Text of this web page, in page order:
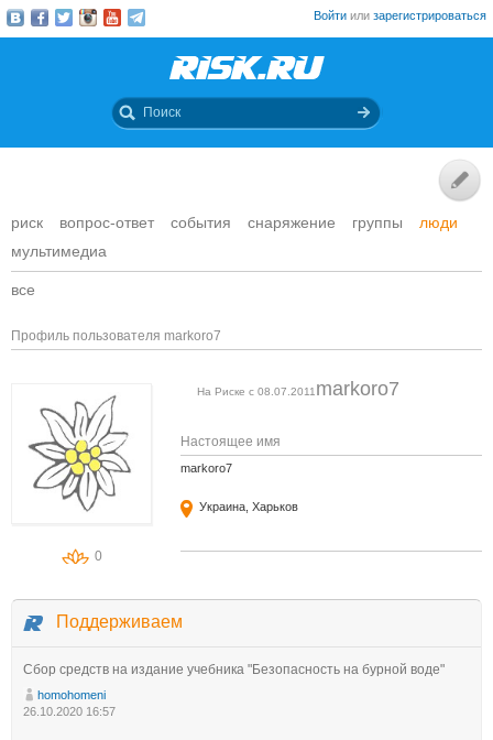
Войти или зарегистрироваться
риск вопрос-ответ события снаряжение группы
люди
мультимедиа
все
Профиль пользователя markoro7
0
markoro7
На Риске с 08.07.2011
Настоящее имя
markoro7
Украина, Харьков
Поддерживаем
Сбор средств на издание учебника "Безопасность на бурной воде"
homohomeni
26.10.2020 16:57